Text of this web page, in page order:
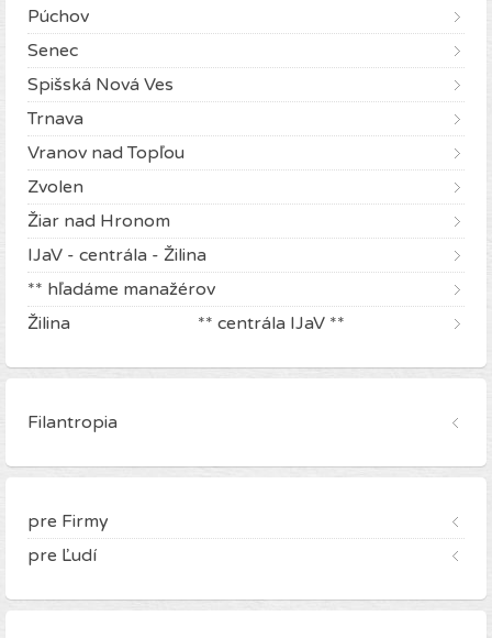
Púchov
Senec
Spišská Nová Ves
Trnava
Vranov nad Topľou
Zvolen
Žiar nad Hronom
IJaV - centrála - Žilina
** hľadáme manažérov
Žilina ** centrála IJaV **
Filantropia
pre Firmy
pre Ľudí